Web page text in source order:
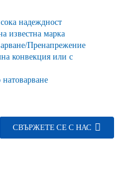
надеждност
известна марка
Пренапрежение
конвекция или с
СВЪРЖЕТЕ СЕ С НАС